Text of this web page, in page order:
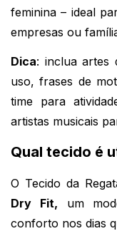
feminina – ideal
empresas ou
Dica: inclua artes
uso, frases de
time para
artistas musicais
Qual tecido é
Dry Fit, um
conforto nos dias